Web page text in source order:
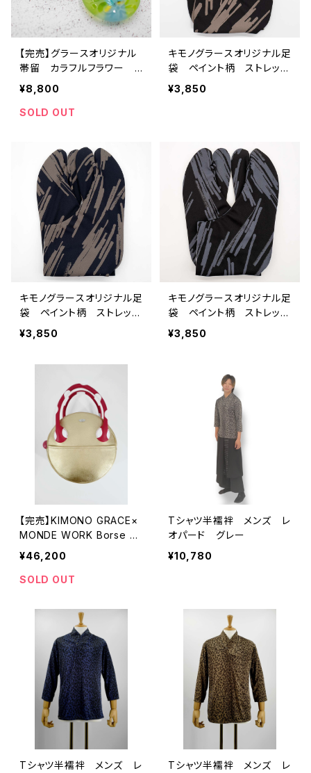
【完売】グラースオリジナル
帯留 カラフルフラワー
いまりえガラス帯留コラボ
¥8,800
SOLD OUT
キモノグラースオリジナル足
袋 ペイント柄 ストレッ
チ カーキ
¥3,850
キモノグラースオリジナル足
袋 ペイント柄 ストレッ
チ ネイビー
¥3,850
キモノグラースオリジナル足
袋 ペイント柄 ストレッ
チ グレー
¥3,850
【完売】KIMONO GRACE×
MONDE WORK Borse G
OLD×RED
¥46,200
SOLD OUT
Tシャツ半襦袢 メンズ レ
オパード グレー
¥10,780
Tシャツ半襦袢 メンズ レ
Tシャツ半襦袢 メンズ レ